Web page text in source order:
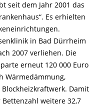
seit dem Jahr 2001 das
Es erhielten
in Bad Dürrheim
2007 verliehen. Die
erneut 120 000 Euro
Wärmedämmung,
Damit
weitere 32,7